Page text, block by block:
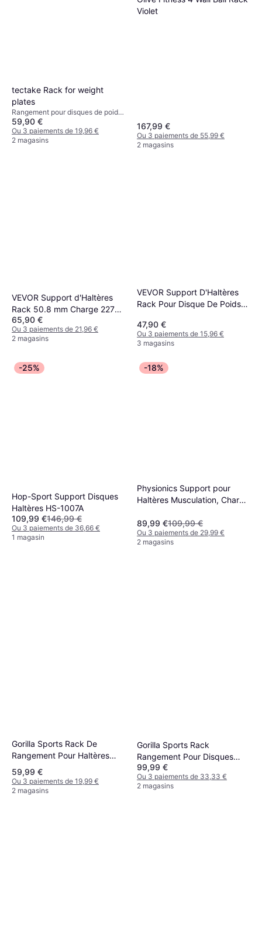
tectake Rack for weight
plates
Rangement pour disques de poids,
Capacité de charge (max) 200 kg
59,90 €
Ou 3 paiements de 19,96 €
2 magasins
Violet
167,99 €
Ou 3 paiements de 55,99 €
2 magasins
VEVOR Support d'Haltères
Rack 50.8 mm Charge 227
kg
65,90 €
Ou 3 paiements de 21,96 €
2 magasins
VEVOR Support D'Haltères
Rack Pour Disque De Poids
47,90 €
Ou 3 paiements de 15,96 €
3 magasins
-25%
Hop-Sport Support Disques
Haltères HS-1007A
109,99 €146,99 €
Ou 3 paiements de 36,66 €
1 magasin
-18%
Physionics Support pour
Haltères Musculation, Charge
en Acier, Noir Rack de
Rangement, Repose Barre
89,99 €109,99 €
Ou 3 paiements de 29,99 €
2 magasins
Gorilla Sports Rack De
Rangement Pour Haltères
Noir Ø 30 mm
59,99 €
Ou 3 paiements de 19,99 €
2 magasins
Gorilla Sports Rack
Rangement Pour Disques
Olympiques 50/51mm Noir
99,99 €
Ou 3 paiements de 33,33 €
2 magasins